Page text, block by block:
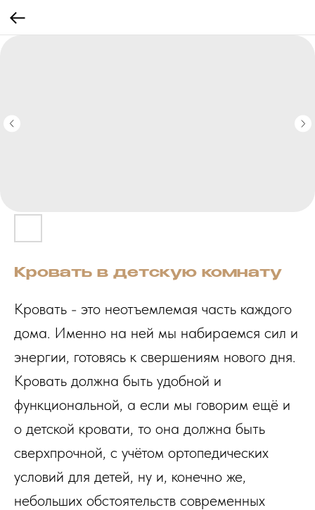
Кровать в детскую комнату
Кровать - это неотъемлемая часть каждого
дома. Именно на ней мы набираемся сил и
энергии, готовясь к свершениям нового дня.
Кровать должна быть удобной и
функциональной, а если мы говорим ещё и
о детской кровати, то она должна быть
сверхпрочной, с учётом ортопедических
условий для детей, ну и, конечно же,
небольших обстоятельств современных